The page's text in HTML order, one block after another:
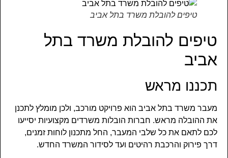
טיפים להובלת משרד בתל אביב
טיפים להובלת משרד בתל
אביב
תכננו מראש
מעבר משרד בתל אביב הוא פרויקט מורכב, ולכן מומלץ לתכנן
את ההובלה מראש. חברות הובלות משרדים מקצועיות יסייעו
לכם לתאם את כל שלבי המעבר, החל מתכנון לוחות זמנים,
דרך פירוק והרכבת רהיטים ועד לסידור המשרד החדש.